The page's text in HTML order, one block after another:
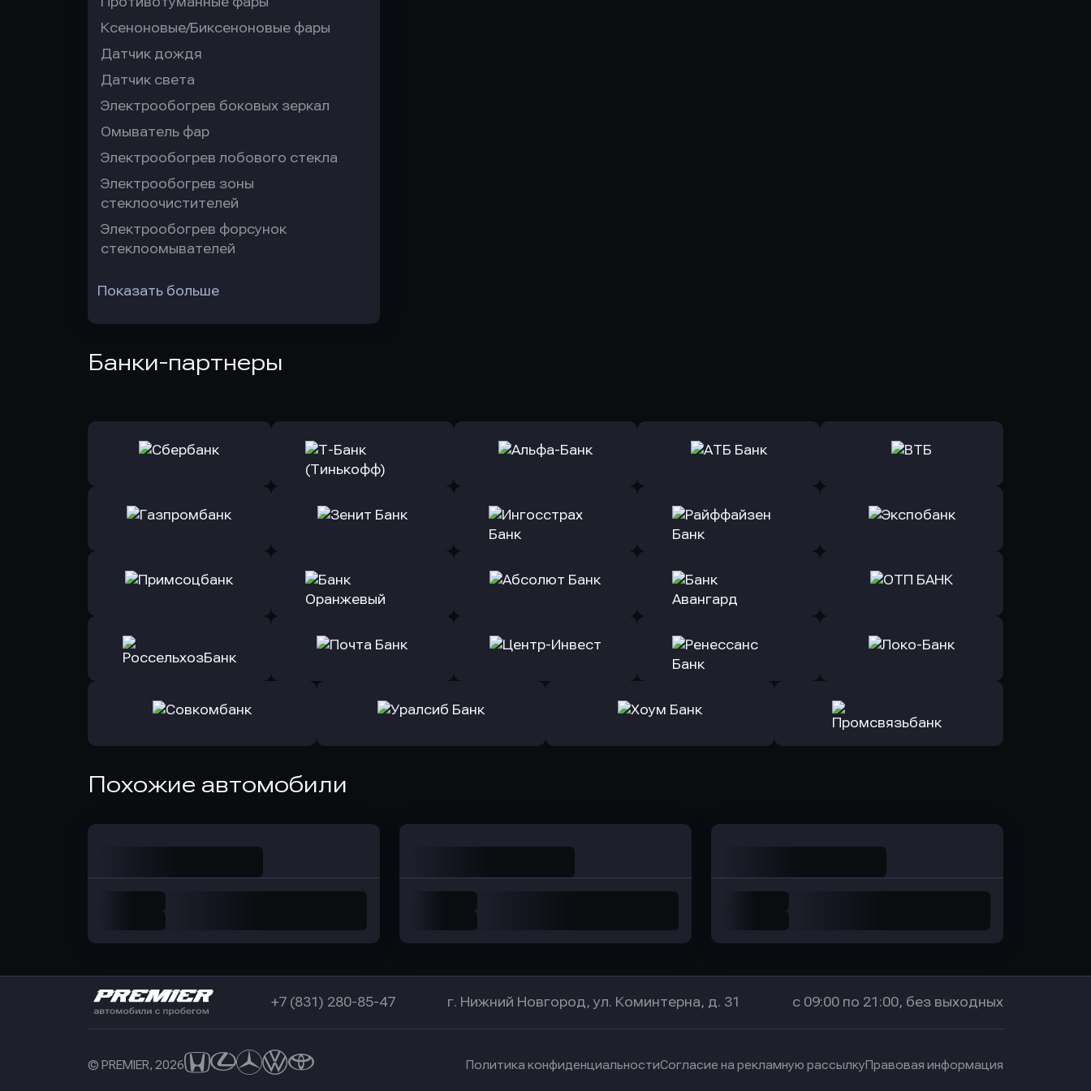
Ксеноновые/Биксеноновые фары
Датчик дождя
Датчик света
Электрообогрев боковых зеркал
Омыватель фар
Электрообогрев лобового стекла
Электрообогрев зоны
стеклоочистителей
Электрообогрев форсунок
стеклоомывателей
Показать больше
Банки-партнеры
Оправить заявку
Оправить заявку
Оправить заявку
в Альфа-Банк
Оправить заявку
в АТБ Банк
Оправить заявку
Оправить заявку
Оправить заявку
в Зенит Банк
Оправить заявку
Оправить заявку
в Райффайзен Банк
Оправить заявку
Оправить заявку
в Примсоцбанк
Оправить заявку
Оправить заявку
Оправить заявку
в Банк Авангард
Оправить заявку
Оправить заявку
Оправить заявку
Оправить заявку
в Локо-Банк
в Совкомбанк
Похожие автомобили
+7 (831) 280-85-47 г. Нижний Новгород, ул. Коминтерна, д. 31 с 09:00 по 21:00, без выходных
© PREMIER, 2026 Политика конфиденциальностиСогласие на рекламную рассылкуПравовая информация